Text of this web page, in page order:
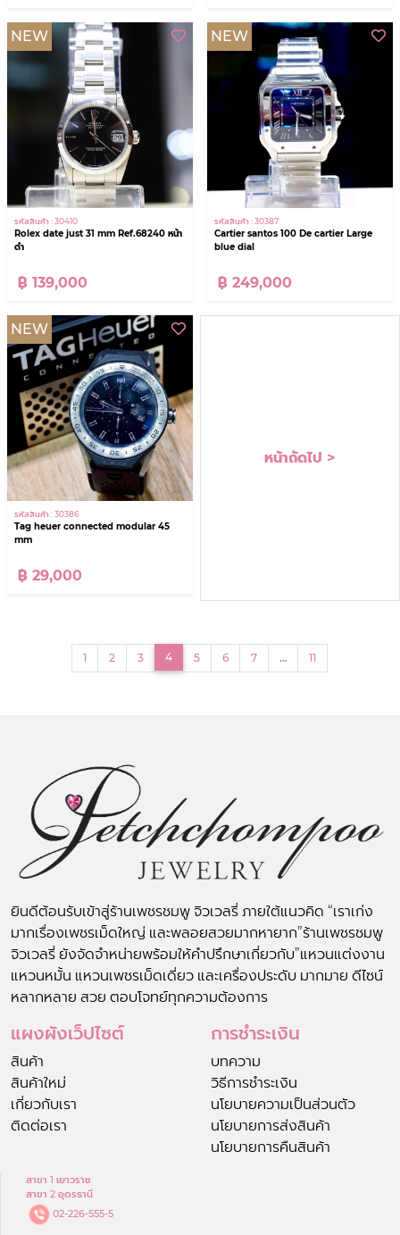
NEW
รหัสสินค้า : 30410
Rolex date just 31 mm Ref.68240 หน้า
ดำ
฿ 139,000
NEW
รหัสสินค้า : 30387
Cartier santos 100 De cartier Large
blue dial
฿ 249,000
NEW
รหัสสินค้า : 30386
Tag heuer connected modular 45
mm
฿ 29,000
หน้าถัดไป >
1 2 3 4(current)
5 6 7 … 11
ยินดีต้อนรับเข้าสู่ร้านเพชรชมพู จิวเวลรี่ ภายใต้แนวคิด “เราเก่ง
มากเรื่องเพชรเม็ดใหญ่ และพลอยสวยมากหายาก”ร้านเพชรชมพู
จิวเวลรี่ ยังจัดจำหน่ายพร้อมให้คำปรึกษาเกี่ยวกับ”แหวนแต่งงาน
แหวนหมั้น แหวนเพชรเม็ดเดี่ยว และเครื่องประดับ มากมาย ดีไซน์
หลากหลาย สวย ตอบโจทย์ทุกความต้องการ
แผงผังเว็ปไซต์
สินค้า
สินค้าใหม่
เกี่ยวกับเรา
ติดต่อเรา
การชำระเงิน
บทความ
วิธีการชำระเงิน
นโยบายความเป็นส่วนตัว
นโยบายการส่งสินค้า
นโยบายการคืนสินค้า
สาขา 1 เยาวราช
สาขา 2 อุดรธานี
02-226-555-5